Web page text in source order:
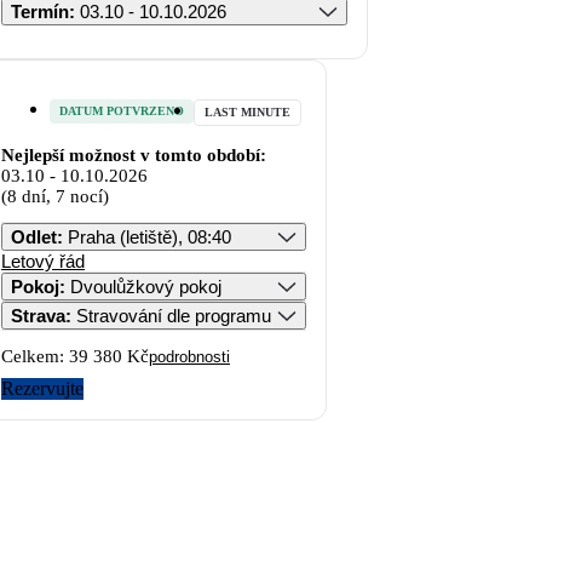
Termín: 03.10 - 10.10.2026
DATUM POTVRZENO LAST MINUTE
Nejlepší možnost v tomto období:
03.10 - 10.10.2026
(8 dní, 7 nocí)
Odlet: Praha (letiště), 08:40
Letový řád
Pokoj: Dvoulůžkový pokoj
Strava: Stravování dle programu
Celkem: 39 380 Kčpodrobnosti
Rezervujte